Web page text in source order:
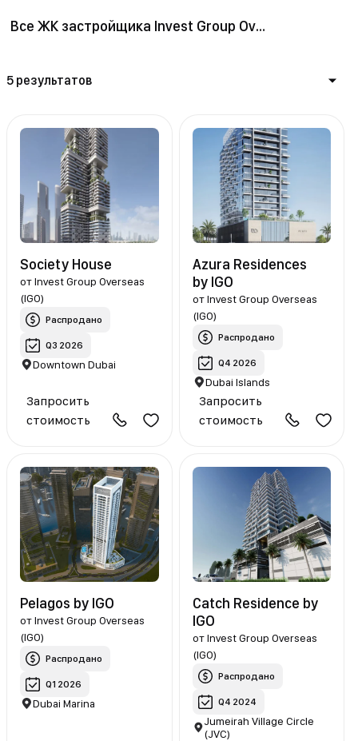
Все ЖК застройщика Invest Group Overseas (IGO)
5 результатов
Society House
отInvest Group Overseas
(IGO)
Распродано
Q3 2026
Downtown Dubai
Запросить
стоимость
Azura Residences
by IGO
от Invest Group Overseas
(IGO)
Распродано
Q4 2026
Dubai Islands
Запросить
стоимость
Pelagos by IGO
отInvest Group Overseas
(IGO)
Распродано
Q1 2026
Dubai Marina
Catch Residence by
IGO
от Invest Group Overseas
(IGO)
Распродано
Q4 2024
Jumeirah Village Circle
(JVC)